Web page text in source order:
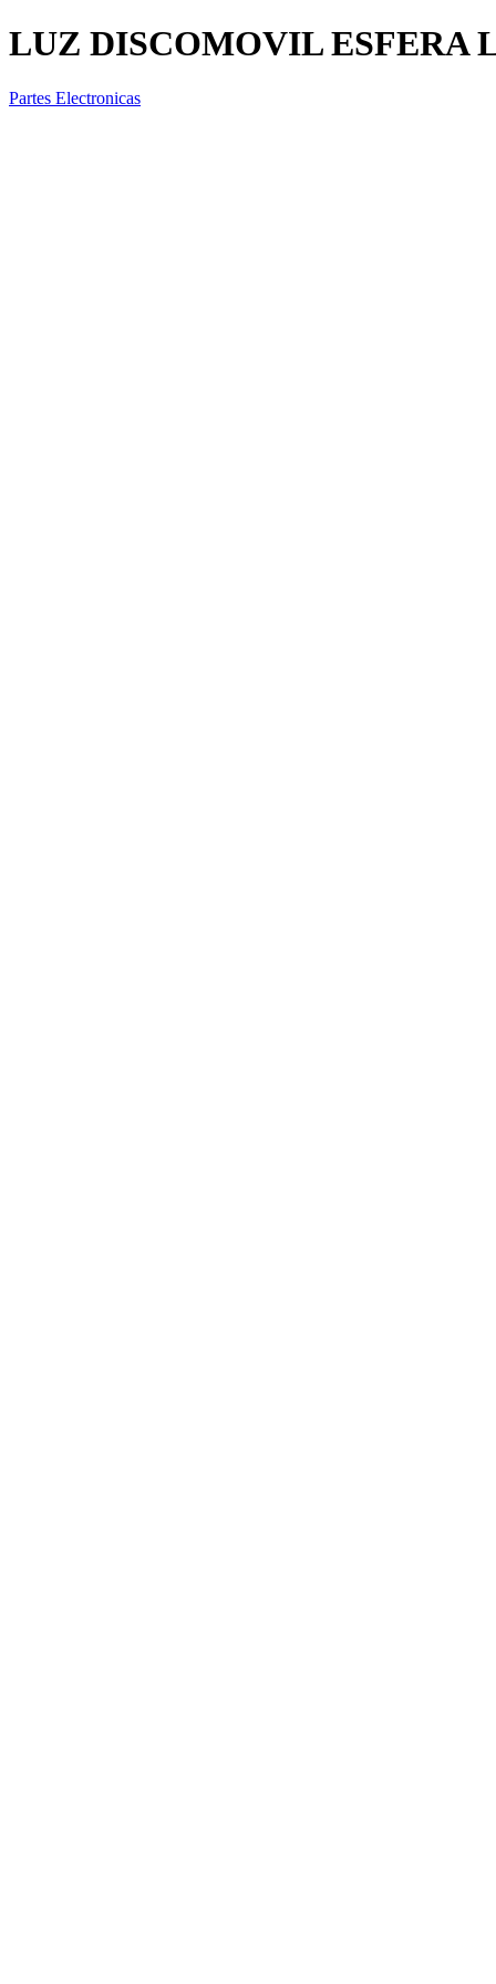
LUZ DISCOMOVIL ESFERA
Partes Electronicas